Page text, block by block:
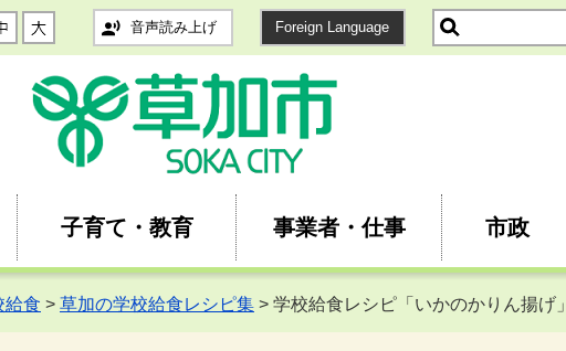
音声読み上げ Foreign Language
子育て・教育 事業者・仕事 市政
給食 > 草加の学校給食レシピ集 > 学校給食レシピ「いかのかりん揚げ」